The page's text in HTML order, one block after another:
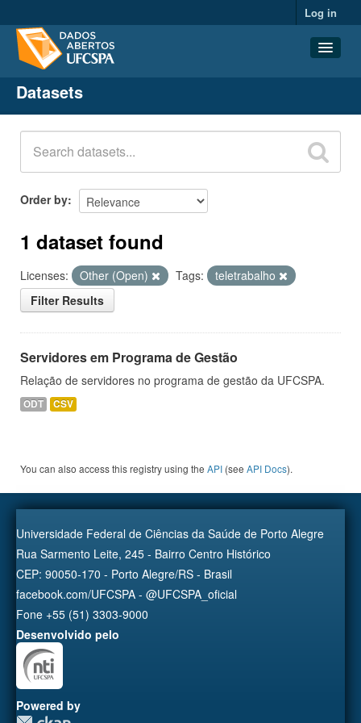
Log in
Datasets
Organizations
Groups
About
Datasets
Order by
1 dataset found
Licenses: Other (Open) Tags:
teletrabalho
Filter Results
Servidores em Programa de Gestão
Relação de servidores no programa de gestão da UFCSPA.
ODT CSV
You can also access this registry using the API (see API Docs).
Universidade Federal de Ciências da Saúde de Porto Alegre
Rua Sarmento Leite, 245 - Bairro Centro Histórico
CEP: 90050-170 - Porto Alegre/RS - Brasil
facebook.com/UFCSPA - @UFCSPA_oficial
Fone +55 (51) 3303-9000
Desenvolvido pelo
Powered by